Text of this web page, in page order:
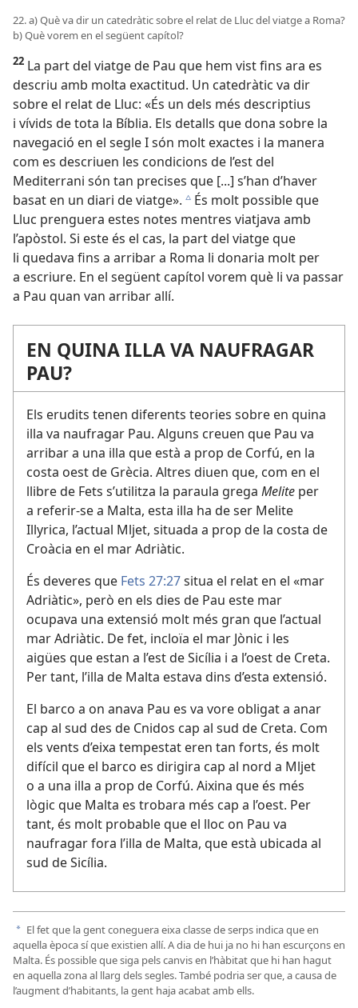
22. a) Què va dir un catedràtic sobre el relat de Lluc del viatge a Roma?
b) Què vorem en el següent capítol?
22 La part del viatge de Pau que hem vist fins ara es
descriu amb molta exactitud. Un catedràtic va dir
sobre el relat de Lluc: «És un dels més descriptius
i vívids de tota la Bíblia. Els detalls que dona sobre la
navegació en el segle I són molt exactes i la manera
com es descriuen les condicions de l’est del
Mediterrani són tan precises que [...] s’han d’haver
basat en un diari de viatge». c És molt possible que
Lluc prenguera estes notes mentres viatjava amb
l’apòstol. Si este és el cas, la part del viatge que
li quedava fins a arribar a Roma li donaria molt per
a escriure. En el següent capítol vorem què li va passar
a Pau quan van arribar allí.
EN QUINA ILLA VA NAUFRAGAR
PAU?
Els erudits tenen diferents teories sobre en quina
illa va naufragar Pau. Alguns creuen que Pau va
arribar a una illa que està a prop de Corfú, en la
costa oest de Grècia. Altres diuen que, com en el
llibre de Fets s’utilitza la paraula grega Melite per
a referir-se a Malta, esta illa ha de ser Melite
Illyrica, l’actual Mljet, situada a prop de la costa de
Croàcia en el mar Adriàtic.
És deveres que Fets 27:27situa el relat en el «mar
Adriàtic», però en els dies de Pau este mar
ocupava una extensió molt més gran que l’actual
mar Adriàtic. De fet, incloïa el mar Jònic i les
aigües que estan a l’est de Sicília i a l’oest de Creta.
Per tant, l’illa de Malta estava dins d’esta extensió.
El barco a on anava Pau es va vore obligat a anar
cap al sud des de Cnidos cap al sud de Creta. Com
els vents d’eixa tempestat eren tan forts, és molt
difícil que el barco es dirigira cap al nord a Mljet
o a una illa a prop de Corfú. Aixina que és més
lògic que Malta es trobara més cap a l’oest. Per
tant, és molt probable que el lloc on Pau va
naufragar fora l’illa de Malta, que està ubicada al
sud de Sicília.
a El fet que la gent coneguera eixa classe de serps indica que en
aquella època sí que existien allí. A dia de hui ja no hi han escurçons en
Malta. És possible que siga pels canvis en l’hàbitat que hi han hagut
en aquella zona al llarg dels segles. També podria ser que, a causa de
l’augment d’habitants, la gent haja acabat amb ells.